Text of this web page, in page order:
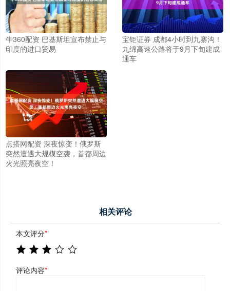
牛360配资 巴基斯坦宣布禁止与
印度的进口贸易
宝钜证券 成都4小时到九寨沟！
九绵高速公路将于9月下旬建成
通车
点搭网配资 深夜惊变！俄罗斯
突然遭遇大规模空袭，首都周边
火光照亮夜空！
相关评论
本文评分*
评论内容*